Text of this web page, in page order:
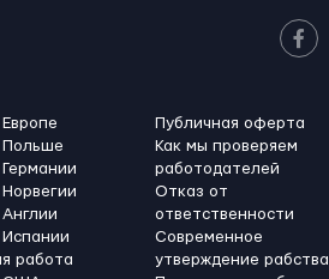
Польше
работа
Публичная оферта
Как мы проверяем
работодателей
Отказ от
ответственности
Современное
утверждение рабства